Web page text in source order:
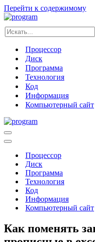
Перейти к содержимому
Искать...
Процессор
Диск
Программа
Технология
Код
Информация
Компьютерный сайт
Меню
навигации
Меню
навигацииПроцессор
Диск
Программа
Технология
Код
Информация
Компьютерный сайт
Как поменять